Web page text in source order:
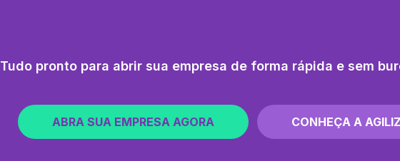
Tudo pronto para abrir sua empresa de forma rápida e sem
ABRA SUA EMPRESA AGORA CONHEÇA A